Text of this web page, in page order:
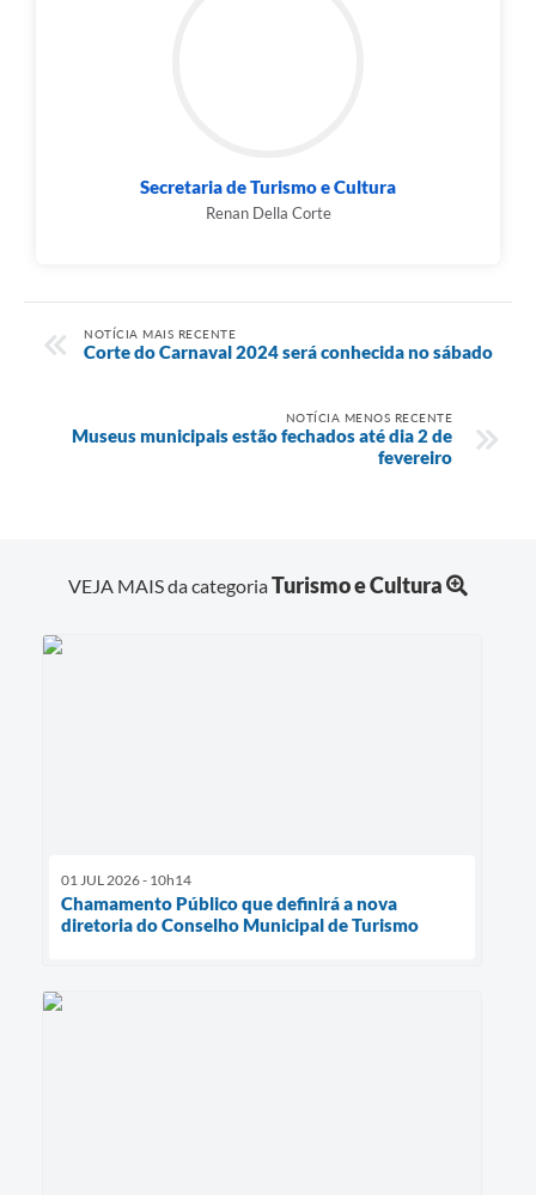
Secretaria de Turismo e Cultura
Renan Della Corte
NOTÍCIA MAIS RECENTE
Corte do Carnaval 2024 será conhecida no sábado
NOTÍCIA MENOS RECENTE
Museus municipais estão fechados até dia 2 de
fevereiro
VEJA MAIS da categoriaTurismo e Cultura
01 JUL 2026 - 10h14
Chamamento Público que definirá a nova
diretoria do Conselho Municipal de Turismo